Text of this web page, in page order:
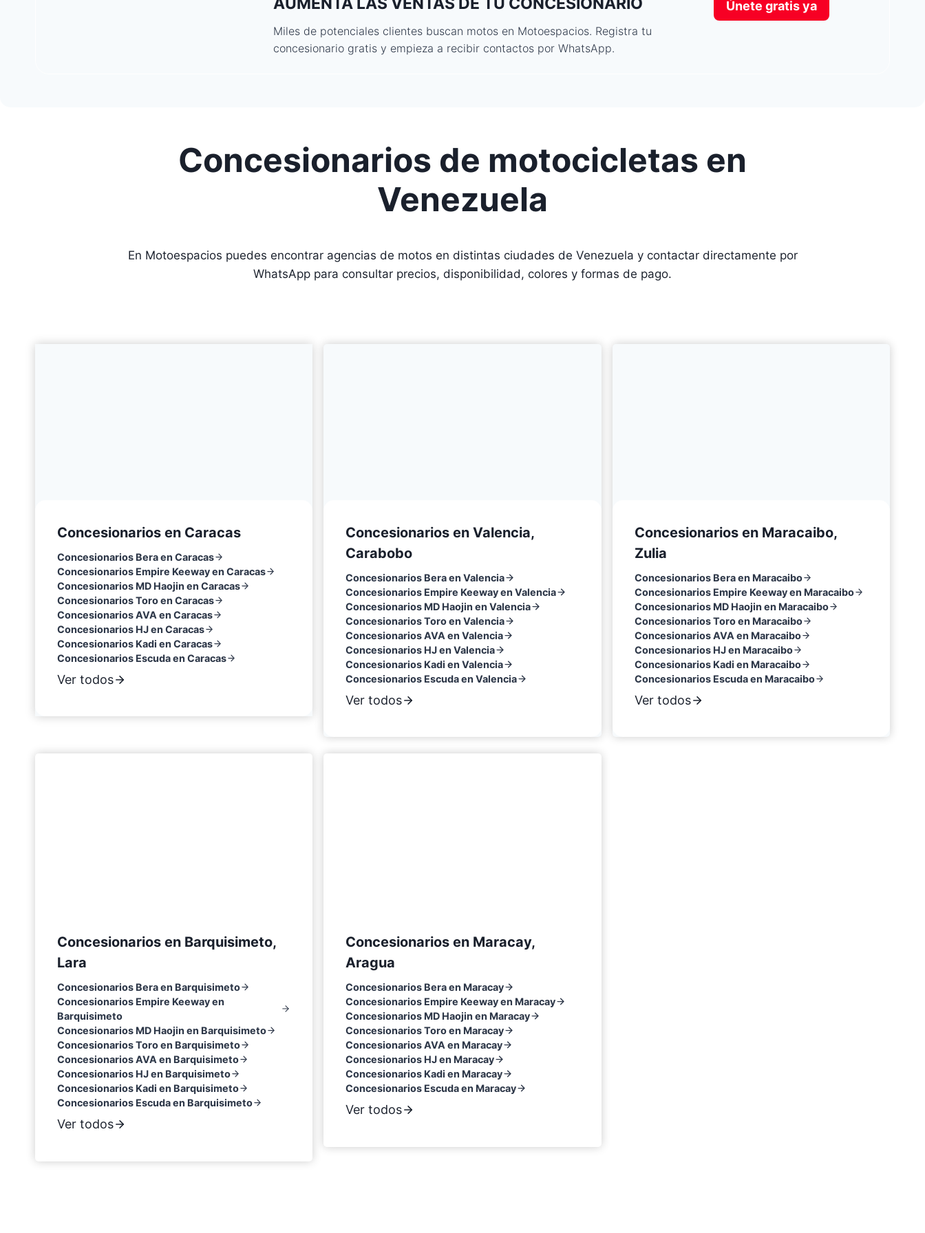
Miles de potenciales clientes buscan motos en Motoespacios. Registra tu
concesionario gratis y empieza a recibir contactos por WhatsApp.
Únete gratis ya
Concesionarios de motocicletas en
Venezuela
En Motoespacios puedes encontrar agencias de motos en distintas ciudades de Venezuela y contactar directamente por
WhatsApp para consultar precios, disponibilidad, colores y formas de pago.
Concesionarios en Caracas
Concesionarios Bera en Caracas
Concesionarios Empire Keeway en Caracas
Concesionarios MD Haojin en Caracas
Concesionarios Toro en Caracas
Concesionarios AVA en Caracas
Concesionarios HJ en Caracas
Concesionarios Kadi en Caracas
Concesionarios Escuda en Caracas
Ver todos
Concesionarios en Valencia,
Carabobo
Concesionarios Bera en Valencia
Concesionarios Empire Keeway en Valencia
Concesionarios MD Haojin en Valencia
Concesionarios Toro en Valencia
Concesionarios AVA en Valencia
Concesionarios HJ en Valencia
Concesionarios Kadi en Valencia
Concesionarios Escuda en Valencia
Ver todos
Concesionarios en Maracaibo,
Zulia
Concesionarios Bera en Maracaibo
Concesionarios Empire Keeway en Maracaibo
Concesionarios MD Haojin en Maracaibo
Concesionarios Toro en Maracaibo
Concesionarios AVA en Maracaibo
Concesionarios HJ en Maracaibo
Concesionarios Kadi en Maracaibo
Concesionarios Escuda en Maracaibo
Ver todos
Concesionarios en Barquisimeto,
Lara
Concesionarios Bera en Barquisimeto
Concesionarios Empire Keeway en
Barquisimeto
Concesionarios MD Haojin en Barquisimeto
Concesionarios Toro en Barquisimeto
Concesionarios AVA en Barquisimeto
Concesionarios HJ en Barquisimeto
Concesionarios Kadi en Barquisimeto
Concesionarios Escuda en Barquisimeto
Ver todos
Concesionarios en Maracay,
Aragua
Concesionarios Bera en Maracay
Concesionarios Empire Keeway en Maracay
Concesionarios MD Haojin en Maracay
Concesionarios Toro en Maracay
Concesionarios AVA en Maracay
Concesionarios HJ en Maracay
Concesionarios Kadi en Maracay
Concesionarios Escuda en Maracay
Ver todos